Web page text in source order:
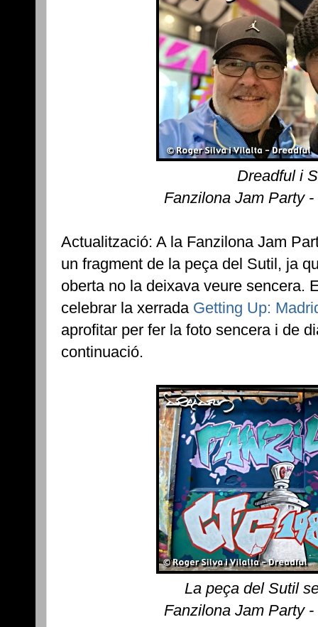
Dreadful i
Fanzilona Jam Party
Actualització: A la Fanzilona Jam
un fragment de la peça del Sutil, ja
oberta no la deixava veure sencera.
celebrar la xerrada Getting Up:
aprofitar per fer la foto sencera i de
continuació.
La peça del Sutil
Fanzilona Jam Party